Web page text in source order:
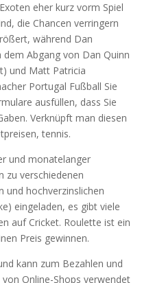
eher kurz vorm Spiel
die Chancen verringern
während Dan
Abgang von Dan Quinn
und Matt Patricia
Portugal Fußball Sie
ausfüllen, dass Sie
Verknüpft man diesen
tennis.
und monatelanger
zu verschiedenen
und hochverzinslichen
eingeladen, es gibt viele
auf Cricket. Roulette ist ein
Preis gewinnen.
kann zum Bezahlen und
von Online-Shops verwendet